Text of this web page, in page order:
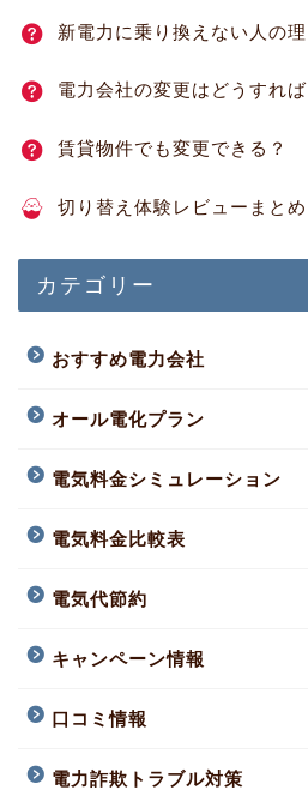
新電力に乗り換えない人の理
電力会社の変更はどうすれば
賃貸物件でも変更できる？
切り替え体験レビューまとめ
カテゴリー
おすすめ電力会社
オール電化プラン
電気料金シミュレーション
電気料金比較表
電気代節約
キャンペーン情報
口コミ情報
電力詐欺トラブル対策